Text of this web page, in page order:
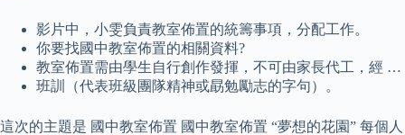
影片中，小雯負責教室佈置的統籌事項，分配工作。
你要找國中教室佈置的相關資料?
教室佈置需由學生自行創作發揮，不可由家長代工，經 …
班訓（代表班級團隊精神或勗勉勵志的字句）。
這次的主題是 國中教室佈置 國中教室佈置 “夢想的花園” 每個人